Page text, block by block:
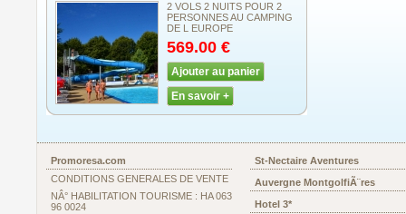
2 VOLS 2 NUITS POUR 2
PERSONNES AU CAMPING
DE L EUROPE
569.00 €
Ajouter au panier
En savoir +
Promoresa.com
CONDITIONS GENERALES DE VENTE
NÂ° HABILITATION TOURISME : HA 063
96 0024
St-Nectaire Aventures
Auvergne MontgolfiÃ¨res
Hotel 3*